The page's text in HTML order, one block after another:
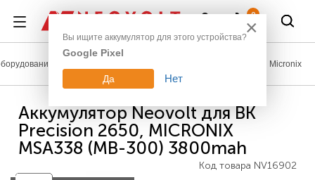
0
Micronix
Аккумулятор Neovolt для BK
Precision 2650, MICRONIX
MSA338 (MB-300) 3800mah
Код товара NV16902
×
Вы ищите аккумулятор для этого устройства?
Google Pixel
Да Нет